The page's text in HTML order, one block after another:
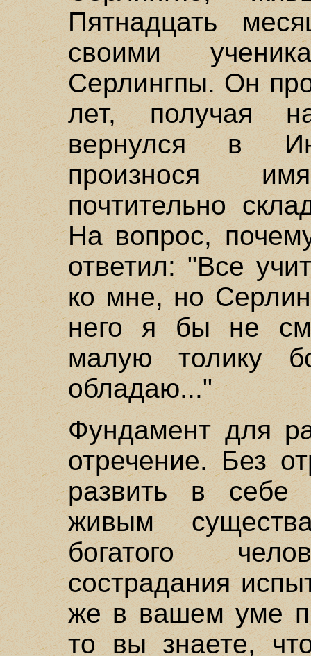
Пятнадцать
своими
Серлингпы. Он
лет, получая
вернулся в
произнося
почтительно
На вопрос,
ответил: "Все
ко мне, но
него я бы не
малую толику
обладаю..."
Фундамент для
отречение. Без
развить в себе
живым
богатого
сострадания
же в вашем уме
то вы знаете,